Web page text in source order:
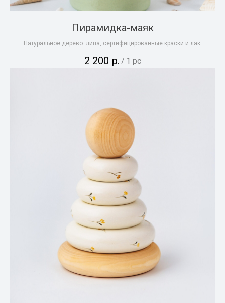
Пирамидка-маяк
Натуральное дерево: липа, сертифицированные краски и лак.
2 200 р. / 1 pc